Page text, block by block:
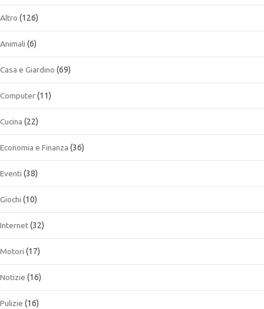
Altro (126)
Animali (6)
Casa e Giardino (69)
Computer(11)
Cucina (22)
Economia e Finanza (36)
Eventi (38)
Giochi (10)
Internet(32)
Motori (17)
Notizie (16)
Pulizie (16)